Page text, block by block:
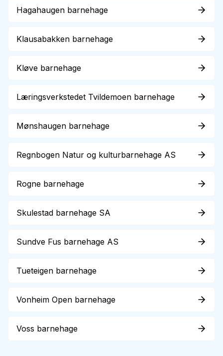
Hagahaugen barnehage
Klausabakken barnehage
Kløve barnehage
Læringsverkstedet Tvildemoen barnehage
Mønshaugen barnehage
Regnbogen Natur og kulturbarnehage AS
Rogne barnehage
Skulestad barnehage SA
Sundve Fus barnehage AS
Tueteigen barnehage
Vonheim Open barnehage
Voss barnehage